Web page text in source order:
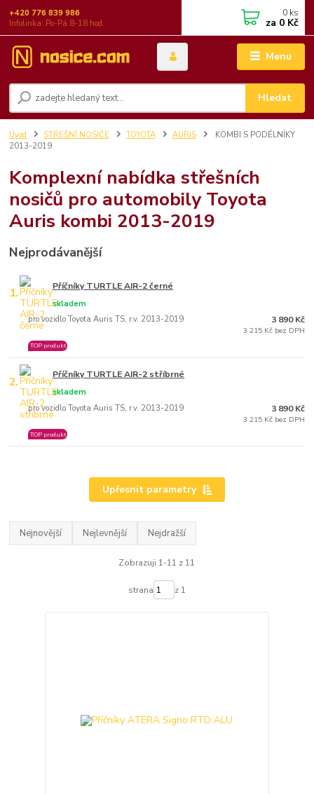
Menu
Hledat
+420 776 839 986
Infolinka: Po-Pá 8-18 hod.
0 ks
za 0 Kč
Úvod STŘEŠNÍ NOSIČE TOYOTA AURIS
KOMBI S PODÉLNÍKY
2013-2019
Komplexní nabídka střešních
nosičů pro automobily Toyota
Auris kombi 2013-2019
Nejprodávanější
1. Příčníky TURTLE AIR-2 černé
pro vozidlo Toyota Auris TS, r.v. 2013-2019
skladem
TOP produkt
3 890 Kč
3 215 Kč bez DPH
2. Příčníky TURTLE AIR-2 stříbrné
pro vozidlo Toyota Auris TS, r.v. 2013-2019
skladem
TOP produkt
3 890 Kč
3 215 Kč bez DPH
Upřesnit parametry
Nejnovější Nejlevnější Nejdražší
Zobrazuji 1-11 z 11
strana z 1